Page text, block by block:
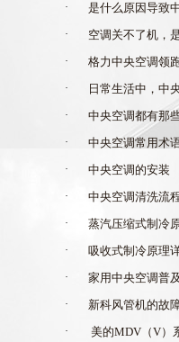
· 是什么原因导致
· 空调关不了机，
· 格力中央空调领
· 日常生活中，中
· 中央空调都有那
· 中央空调常用术
· 中央空调的安装
· 中央空调清洗流
· 蒸汽压缩式制冷
· 吸收式制冷原理
· 家用中央空调普
· 新科风管机的故
· 美的MDV（V）